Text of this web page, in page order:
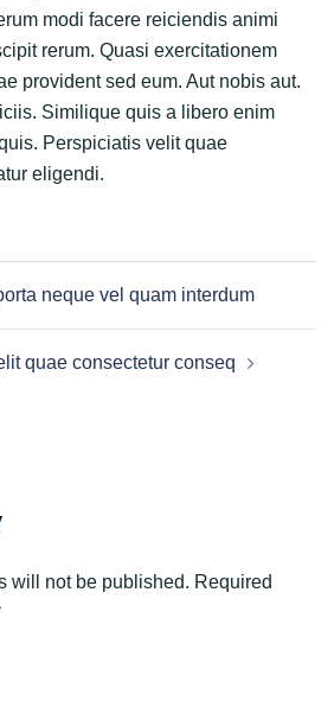
modi facere reiciendis animi
rerum. Quasi exercitationem
provident sed eum. Aut nobis aut.
Similique quis a libero enim
Perspiciatis velit quae
eligendi.
neque vel quam interdum
quae consectetur conseq
will not be published. Required